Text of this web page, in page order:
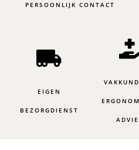
PERSOONLIJK CONTACT
EIGEN
BEZORGDIENST